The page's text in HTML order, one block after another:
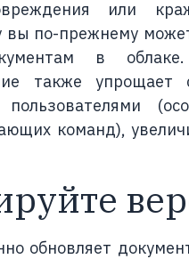
или
вы по-прежнему
в облаке.
также упрощает
команд),
обновляет